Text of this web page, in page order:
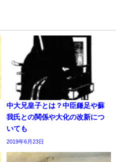
中大兄皇子とは？中臣鎌足や蘇
我氏との関係や大化の改新につ
いても
2019年6月23日